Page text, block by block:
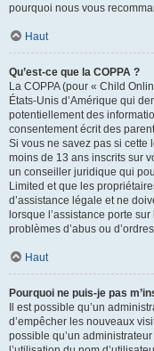
pourquoi nous vous
Haut
Qu’est-ce que la COPPA ?
La COPPA (pour « Child
États-Unis d’Amérique qui
potentiellement des
consentement écrit des
Si vous ne savez pas si cette
moins de 13 ans inscrits sur
un conseiller juridique qui
Limited et que les
d’assistance légale et ne
lorsque l’assistance porte
problèmes d’abus ou
Haut
Pourquoi ne puis-je pas
Il est possible qu’un
d’empêcher les nouveaux
possible qu’un